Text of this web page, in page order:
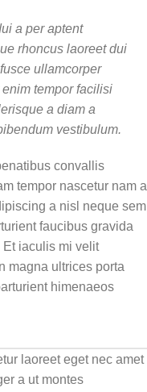
a per aptent
rhoncus laoreet dui
ullamcorper
tempor facilisi
a diam a
vestibulum.
convallis
tempor nascetur nam a
a nisl neque sem
faucibus gravida
iaculis mi velit
magna ultrices porta
himenaeos
laoreet eget nec amet
a ut montes